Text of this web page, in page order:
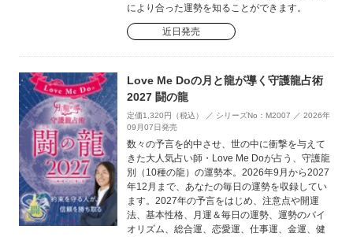
により合った運勢を知ることができます。
近日発売
Love Me Doの月と龍が導く守護龍占術
2027 闘の龍
定価1,320円（税込） ／ シリーズNo：M2007 ／ 2026年
09月07日発売
数々の予言を的中させ、世の中に衝撃を与えて
きた大人気占い師・Love Me Doが占う、守護龍
別（10種の龍）の運勢本。2026年9月から2027
年12月まで、あなたの毎日の運勢を収録してい
ます。2027年の予言をはじめ、注意点や開運
法、基本性格、月運＆毎日の運勢、運勢のバイ
オリズム、総合運、恋愛運、仕事運、金運、健